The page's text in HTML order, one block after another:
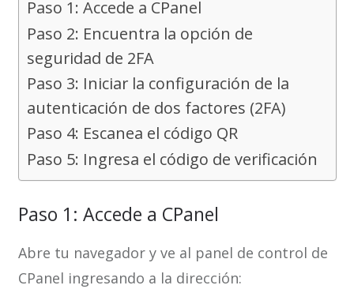
Paso 1: Accede a CPanel
Paso 2: Encuentra la opción de
seguridad de 2FA
Paso 3: Iniciar la configuración de la
autenticación de dos factores (2FA)
Paso 4: Escanea el código QR
Paso 5: Ingresa el código de verificación
Paso 1: Accede a CPanel
Abre tu navegador y ve al panel de control de
CPanel ingresando a la dirección: